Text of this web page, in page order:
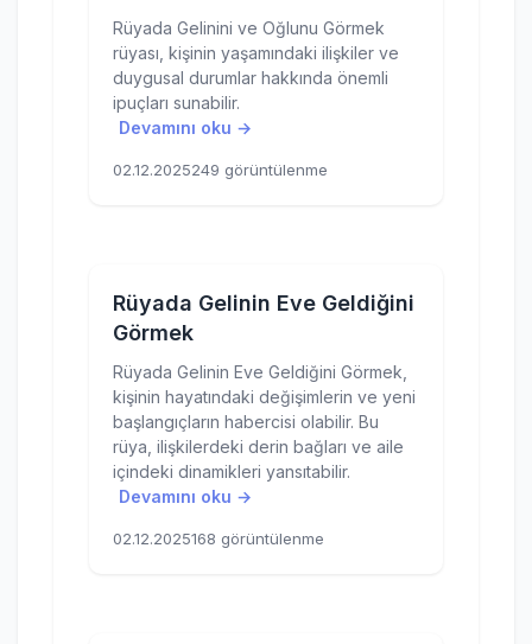
Rüyada Gelinini ve Oğlunu Görmek
rüyası, kişinin yaşamındaki ilişkiler ve
duygusal durumlar hakkında önemli
ipuçları sunabilir.
Devamını oku →
02.12.2025249 görüntülenme
Rüyada Gelinin Eve Geldiğini
Görmek
Rüyada Gelinin Eve Geldiğini Görmek,
kişinin hayatındaki değişimlerin ve yeni
başlangıçların habercisi olabilir. Bu
rüya, ilişkilerdeki derin bağları ve aile
içindeki dinamikleri yansıtabilir.
Devamını oku →
02.12.2025168 görüntülenme